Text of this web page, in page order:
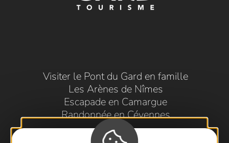
Visiter le Pont du Gard en famille
Les Arènes de Nîmes
Escapade en Camargue
Randonnée en Cévennes